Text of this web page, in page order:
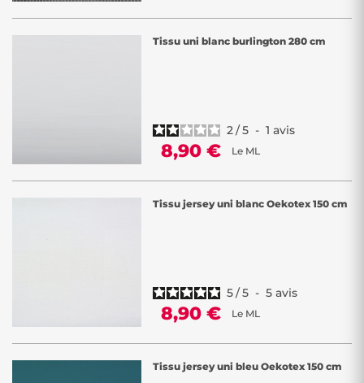
Tissu uni blanc burlington 280 cm
2 /5 - 1 avis
8,90 € Le ML
Tissu jersey uni blanc Oekotex 150 cm
5/5 - 5 avis
8,90 € Le ML
Tissu jersey uni bleu Oekotex 150 cm